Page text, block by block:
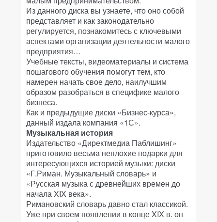
Из данного диска вы узнаете, что оно собой
представляет и как законодательно
регулируется, познакомитесь с ключевыми
аспектами организации деятельности малого
предприятия…
Учебные тексты, видеоматериалы и система
пошагового обучения помогут тем, кто
намерен начать свое дело, наилучшим
образом разобраться в специфике малого
бизнеса.
Как и предыдущие диски «Бизнес-курса»,
данный издала компания «1С».
Музыкальная история
Издательство «Директмедиа Паблишинг»
приготовило весьма неплохие подарки для
интересующихся историей музыки: диски
«Г.Риман. Музыкальный словарь» и
«Русская музыка с древнейших времен до
начала XIX века».
Римановский словарь давно стал классикой.
Уже при своем появлении в конце XIX в. он